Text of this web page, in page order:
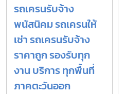
รถเครนรับจ้าง
พนัสนิคม รถเครนให้
เช่า รถเครนรับจ้าง
ราคาถูก รองรับทุก
งาน บริการ ทุกพื้นที่
ภาคตะวันออก